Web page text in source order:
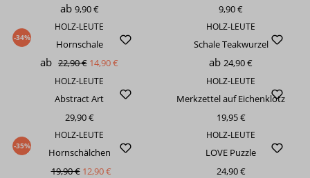
ab 9,90 €
9,90 €
-34%
HOLZ-LEUTE
Hornschale
ab 22,90 € 14,90 €
HOLZ-LEUTE
Schale Teakwurzel
ab 24,90 €
HOLZ-LEUTE
Abstract Art
29,90 €
HOLZ-LEUTE
Merkzettel auf Eichenklotz
19,95 €
-35%
HOLZ-LEUTE
Hornschälchen
19,90 € 12,90 €
HOLZ-LEUTE
LOVE Puzzle
24,90 €